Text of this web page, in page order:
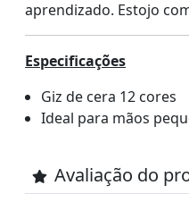
aprendizado. Estojo
Especificações
Giz de cera 12 cores
Ideal para mãos
Avaliação do